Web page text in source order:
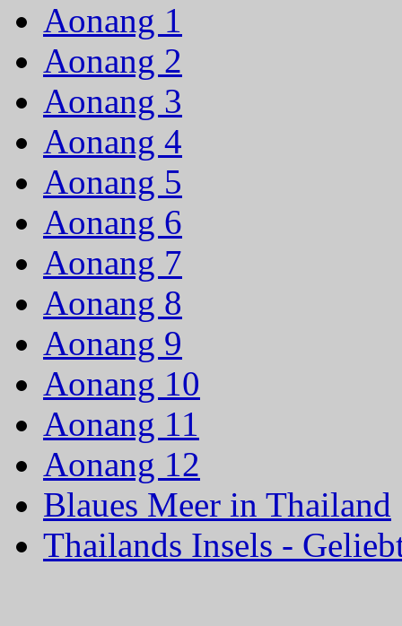
Aonang 1
Aonang 2
Aonang 3
Aonang 4
Aonang 5
Aonang 6
Aonang 7
Aonang 8
Aonang 9
Aonang 10
Aonang 11
Aonang 12
Blaues Meer in Thailand
Thailands Insels -